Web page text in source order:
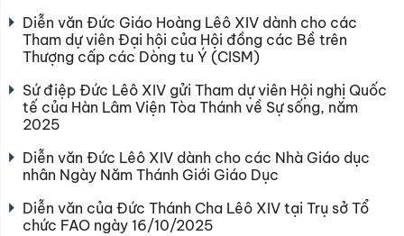
Diễn văn Đức Giáo Hoàng Lêô XIV dành cho các
Tham dự viên Đại hội của Hội đồng các Bề trên
Thượng cấp các Dòng tu Ý (CISM)
Sứ điệp Đức Lêô XIV gửi Tham dự viên Hội nghị Quốc
tế của Hàn Lâm Viện Tòa Thánh về Sự sống, năm
2025
Diễn văn Đức Lêô XIV dành cho các Nhà Giáo dục
nhân Ngày Năm Thánh Giới Giáo Dục
Diễn văn của Đức Thánh Cha Lêô XIV tại Trụ sở Tổ
chức FAO ngày 16/10/2025